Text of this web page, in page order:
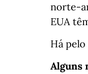
norte-
EUA
Há
Alguns